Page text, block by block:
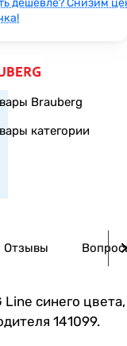
дешевле? Снизим
Brauberg
категории
Отзывы
Line синего цвета,
141099.